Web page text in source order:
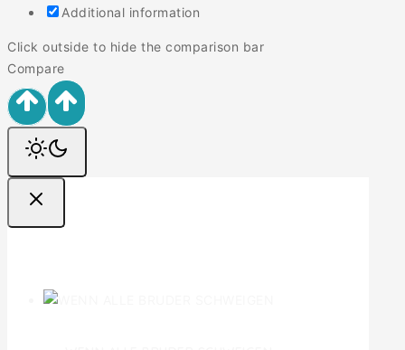
Additional information
Click outside to hide the comparison bar
Compare